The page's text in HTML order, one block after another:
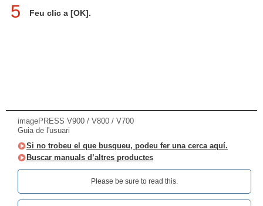
5 Feu clic a [OK].
imagePRESS V900 / V800 / V700
Guia de l'usuari
Si no trobeu el que busqueu, podeu fer una cerca aquí.
Buscar manuals d’altres productes
Please be sure to read this.‎